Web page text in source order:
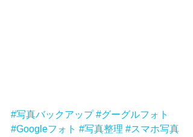
#写真バックアップ #グーグルフォト
#Googleフォト #写真整理 #スマホ写真